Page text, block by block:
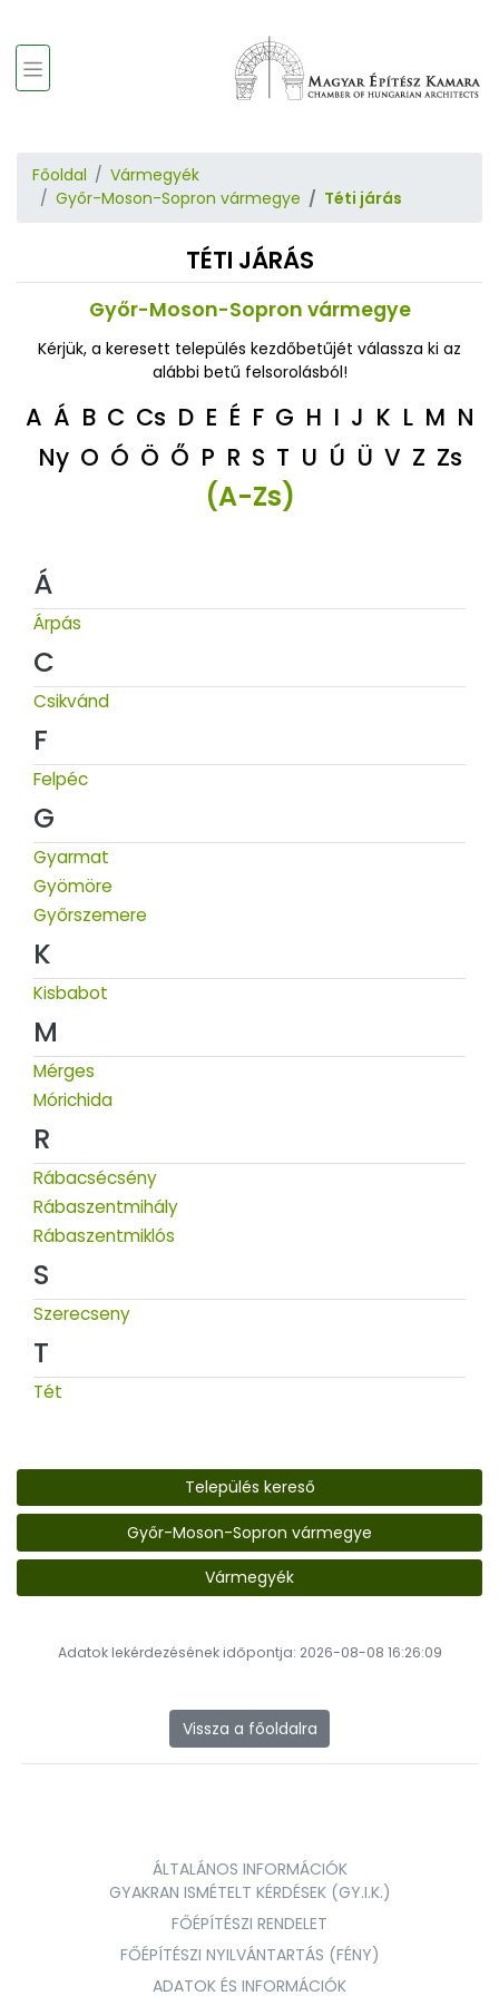
Főoldal
Vármegyék
Győr-Moson-Sopron vármegye
Téti járás
TÉTI JÁRÁS
Győr-Moson-Sopron vármegye
Kérjük, a keresett település kezdőbetűjét válassza ki az
alábbi betű felsorolásból!
A Á B C Cs D E É F G H I J K L M N
Ny O Ó Ö Ő P R S T U Ú Ü V Z Zs
(A-Zs)
Á
Árpás
C
Csikvánd
F
Felpéc
G
Gyarmat
Gyömöre
Győrszemere
K
Kisbabot
M
Mérges
Mórichida
R
Rábacsécsény
Rábaszentmihály
Rábaszentmiklós
S
Szerecseny
T
Tét
Település kereső
Győr-Moson-Sopron vármegye
Vármegyék
Adatok lekérdezésének időpontja: 2026-08-08 16:26:09
Vissza a főoldalra
ÁLTALÁNOS INFORMÁCIÓK
GYAKRAN ISMÉTELT KÉRDÉSEK (GY.I.K.)
FŐÉPÍTÉSZI RENDELET
FŐÉPÍTÉSZI NYILVÁNTARTÁS (FÉNY)
ADATOK ÉS INFORMÁCIÓK